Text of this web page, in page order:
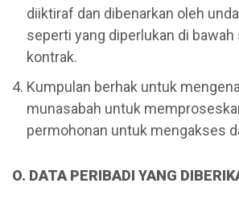
diiktiraf dan dibenarkan oleh
seperti yang diperlukan di
kontrak.
Kumpulan berhak untuk
munasabah untuk
permohonan untuk mengakses
O. DATA PERIBADI YANG